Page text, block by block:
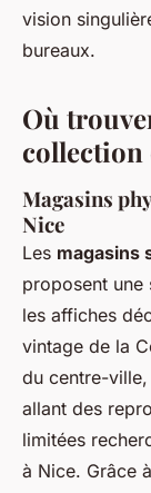
vision
bureaux.
Où
collection
Magasins
Nice
Les magasins
proposent une
les affiches
vintage de la
du centre-
allant des
limitées
à Nice. Grâce